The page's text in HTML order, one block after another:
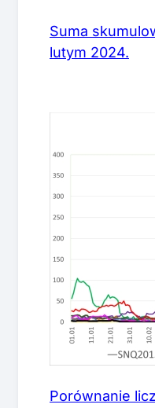
Suma
lutym 2024.
Porównanie